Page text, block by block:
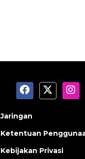
Jaringan
Ketentuan
Kebijakan Privasi